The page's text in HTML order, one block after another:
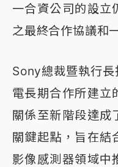
一合資公司的設立
之最終合作協議和
Sony總裁暨執行
電長期合作所建立
關係至新階段達成
關鍵起點，旨在結
影像感測器領域中